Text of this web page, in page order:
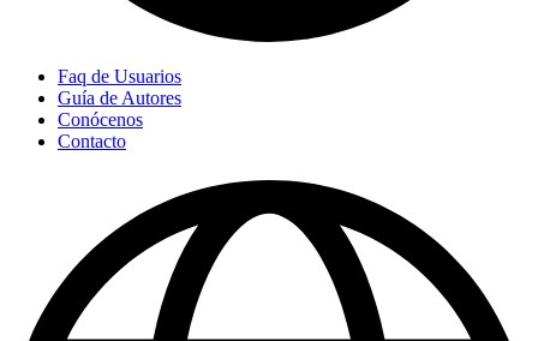
Faq de Usuarios
Guía de Autores
Conócenos
Contacto